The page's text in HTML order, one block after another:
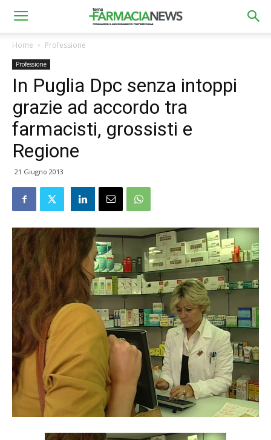
Home Professione
Professione
In Puglia Dpc senza intoppi
grazie ad accordo tra
farmacisti, grossisti e
Regione
21 Giugno 2013